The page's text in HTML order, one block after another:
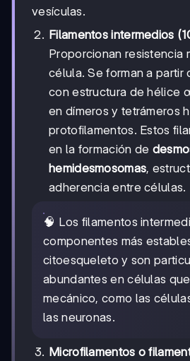
vesículas.
Filamentos intermedios
Proporcionan resistencia
célula. Se forman a partir
con estructura de hélice
en dímeros y tetrámeros
protofilamentos. Estos
en la formación de
hemidesmosomas,
adherencia entre células.
🧠 Los filamentos
componentes más
citoesqueleto y son
abundantes en células
mecánico, como las
las neuronas.
Microfilamentos o